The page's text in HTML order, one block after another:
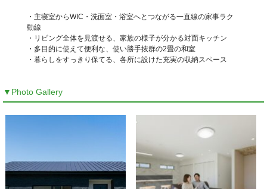
・主寝室からWIC・洗面室・浴室へとつながる一直線の家事ラク
動線
・リビング全体を見渡せる、家族の様子が分かる対面キッチン
・多目的に使えて便利な、使い勝手抜群の2畳の和室
・暮らしをすっきり保てる、各所に設けた充実の収納スペース
▼Photo Gallery